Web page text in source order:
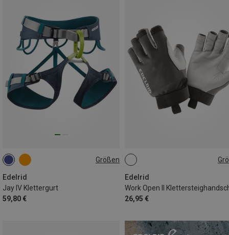
Größen
Edelrid
Jay IV Klettergurt
59,80 €
68-88CM
82-102CM
Edelrid
26,95 €
XS
XL